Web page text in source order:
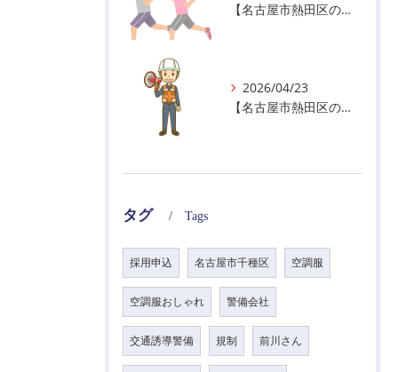
【名古屋市熱田区の警備会社】暑熱順化で熱中症対策を！
2026/04/23
【名古屋市熱田区の警備会社】GWの面接状況について！
タグ Tags
採用申込 名古屋市千種区 空調服
空調服おしゃれ 警備会社
交通誘導警備 規制 前川さん